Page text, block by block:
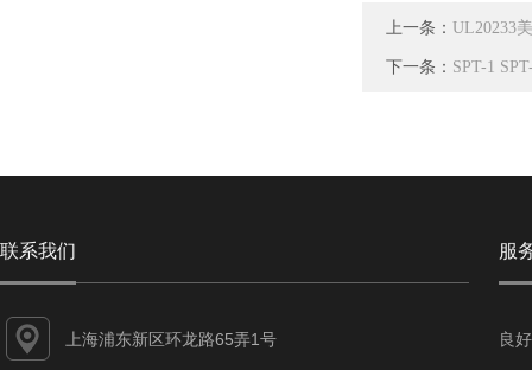
上一条： UL20233
下一条： SPT-1
联系我们
上海浦东新区环龙路65弄1号
服
良